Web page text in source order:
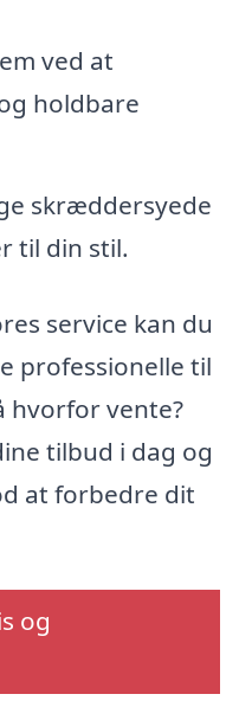
ved at
holdbare
skræddersyede
til din stil.
service kan du
professionelle til
hvorfor vente?
tilbud i dag og
at forbedre dit
og